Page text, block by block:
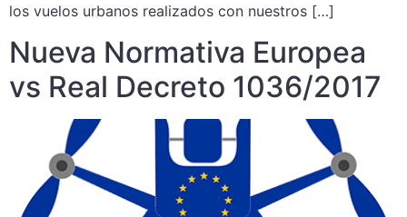
los vuelos urbanos realizados con nuestros […]
Nueva Normativa Europea
vs Real Decreto 1036/2017